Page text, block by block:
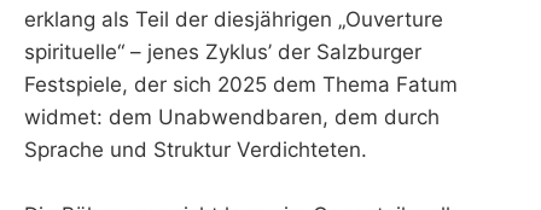
erklang als Teil der diesjährigen „Ouverture
spirituelle“ – jenes Zyklus’ der Salzburger
Festspiele, der sich 2025 dem Thema Fatum
widmet: dem Unabwendbaren, dem durch
Sprache und Struktur Verdichteten.